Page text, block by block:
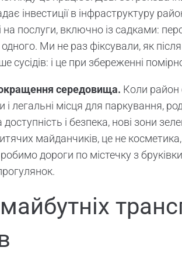
інвестиції в інфраструктуру
на послуги, включно із садками:
Ми не раз фіксували, як
сусідів: і це при збереженні
середовища. Коли район
і легальні місця для паркування,
і безпека, нові зони
майданчиків, це не
дороги по містечку з